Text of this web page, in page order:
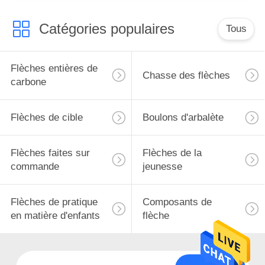
Catégories populaires Tous
Flèches entières de
carbone
Chasse des flèches
Flèches de cible Boulons d'arbalète
Flèches faites sur
commande
Flèches de la
jeunesse
Flèches de pratique
en matière d'enfants
Composants de
flèche